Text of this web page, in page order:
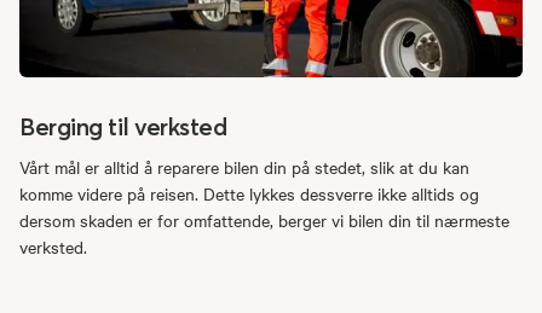
Berging til verksted
Vårt mål er alltid å reparere bilen din på stedet, slik at du kan
komme videre på reisen. Dette lykkes dessverre ikke alltids og
dersom skaden er for omfattende, berger vi bilen din til nærmeste
verksted.